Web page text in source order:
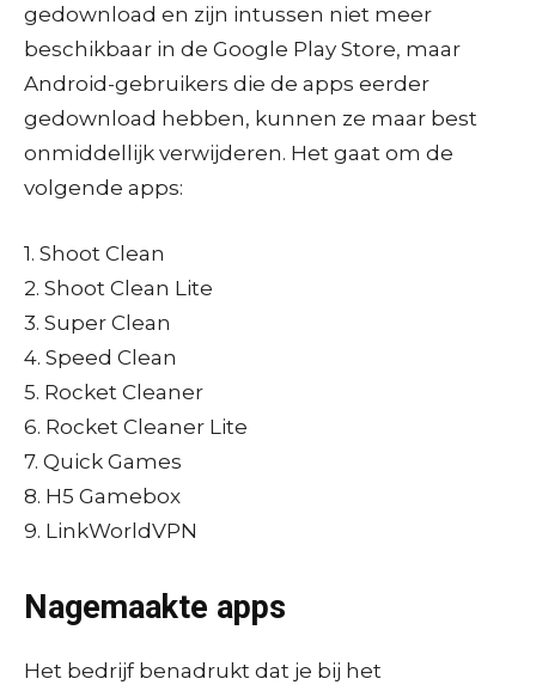
gedownload en zijn intussen niet meer
beschikbaar in de Google Play Store, maar
Android-gebruikers die de apps eerder
gedownload hebben, kunnen ze maar best
onmiddellijk verwijderen. Het gaat om de
volgende apps:
1. Shoot Clean
2. Shoot Clean Lite
3. Super Clean
4. Speed Clean
5. Rocket Cleaner
6. Rocket Cleaner Lite
7. Quick Games
8. H5 Gamebox
9. LinkWorldVPN
Nagemaakte apps
Het bedrijf benadrukt dat je bij het